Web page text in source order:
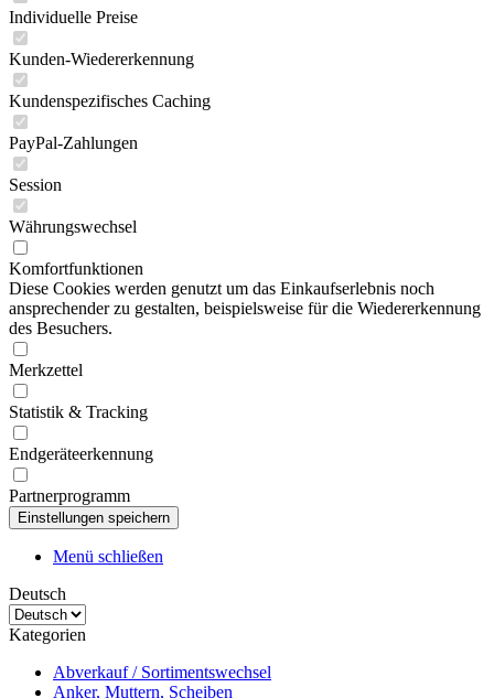
Individuelle Preise
Kunden-Wiedererkennung
Kundenspezifisches Caching
PayPal-Zahlungen
Session
Währungswechsel
Komfortfunktionen
Diese Cookies werden genutzt um das Einkaufserlebnis noch
ansprechender zu gestalten, beispielsweise für die Wiedererkennung
des Besuchers.
Merkzettel
Statistik & Tracking
Endgeräteerkennung
Partnerprogramm
Menü schließen
Deutsch
Kategorien
Abverkauf / Sortimentswechsel
Anker, Muttern, Scheiben